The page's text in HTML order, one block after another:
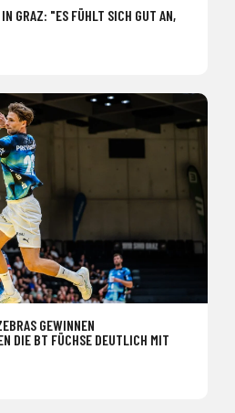
GRAZ: "ES FÜHLT SICH GUT AN,
GEWINNEN
DIE BT FÜCHSE DEUTLICH MIT